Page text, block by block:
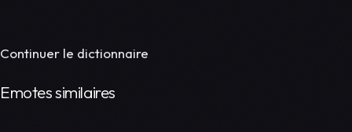
Continuer le dictionnaire
Emotes similaires